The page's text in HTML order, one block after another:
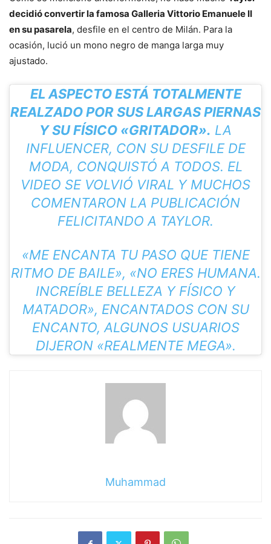
decidió convertir la famosa Galleria Vittorio Emanuele II
en su pasarela, desfile en el centro de Milán. Para la
ocasión, lució un mono negro de manga larga muy
ajustado.
EL ASPECTO ESTÁ TOTALMENTE
REALZADO POR SUS LARGAS PIERNAS
Y SU FÍSICO «GRITADOR». LA
INFLUENCER, CON SU DESFILE DE
MODA, CONQUISTÓ A TODOS. EL
VIDEO SE VOLVIÓ VIRAL Y MUCHOS
COMENTARON LA PUBLICACIÓN
FELICITANDO A TAYLOR.
«ME ENCANTA TU PASO QUE TIENE
RITMO DE BAILE», «NO ERES HUMANA.
INCREÍBLE BELLEZA Y FÍSICO Y
MATADOR», ENCANTADOS CON SU
ENCANTO, ALGUNOS USUARIOS
DIJERON «REALMENTE MEGA».
Muhammad